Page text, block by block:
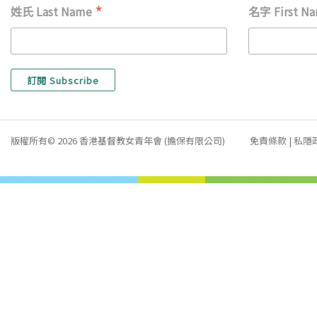
姓氏 Last Name * 名字 First
版權所有© 2026 香港基督教女青年會 (擔保有限公司) 免責條款 | 私隱